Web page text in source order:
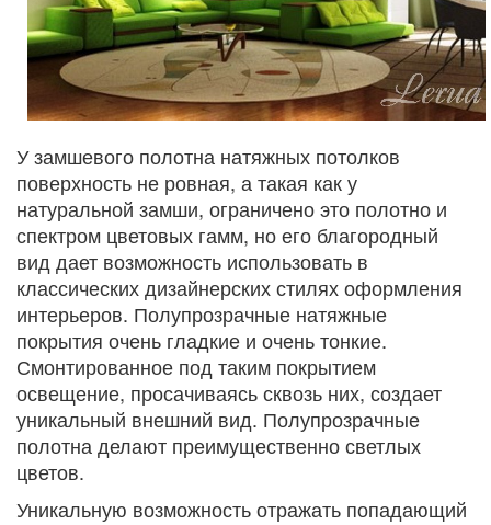
У замшевого полотна натяжных потолков
поверхность не ровная, а такая как у
натуральной замши, ограничено это полотно и
спектром цветовых гамм, но его благородный
вид дает возможность использовать в
классических дизайнерских стилях оформления
интерьеров. Полупрозрачные натяжные
покрытия очень гладкие и очень тонкие.
Смонтированное под таким покрытием
освещение, просачиваясь сквозь них, создает
уникальный внешний вид. Полупрозрачные
полотна делают преимущественно светлых
цветов.
Уникальную возможность отражать попадающий